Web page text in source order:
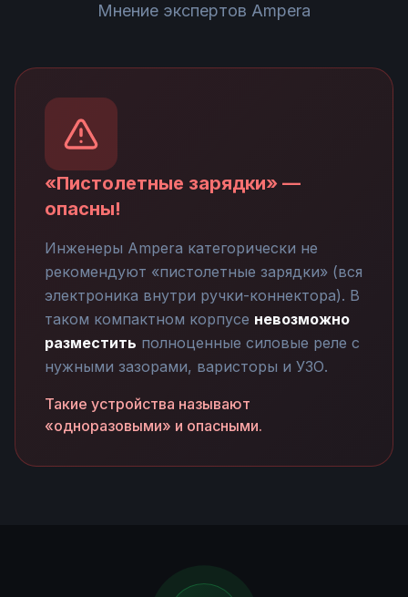
Мнение экспертов Ampera
«Пистолетные зарядки» —
опасны!
Инженеры Ampera категорически не
рекомендуют «пистолетные зарядки» (вся
электроника внутри ручки-коннектора). В
таком компактном корпусе невозможно
разместить полноценные силовые реле с
нужными зазорами, варисторы и УЗО.
Такие устройства называют
«одноразовыми» и опасными.